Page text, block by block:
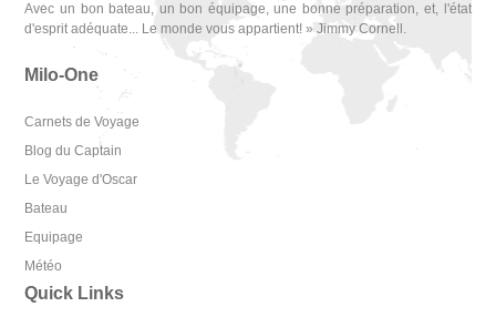
Avec un bon bateau, un bon équipage, une bonne préparation, et, l'état
d'esprit adéquate... Le monde vous appartient! » Jimmy Cornell.
Milo-One
Carnets de Voyage
Blog du Captain
Le Voyage d'Oscar
Bateau
Equipage
Météo
Quick Links